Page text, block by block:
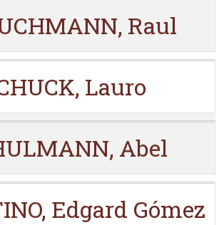
Raul
Lauro
Abel
Edgard Gómez